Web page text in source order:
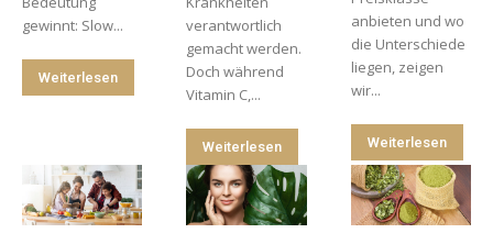
gewinnt: Slow...
Weiterlesen
verantwortlich
gemacht werden.
Doch während
Vitamin C,...
Weiterlesen
anbieten und wo
die Unterschiede
liegen, zeigen
wir...
Weiterlesen